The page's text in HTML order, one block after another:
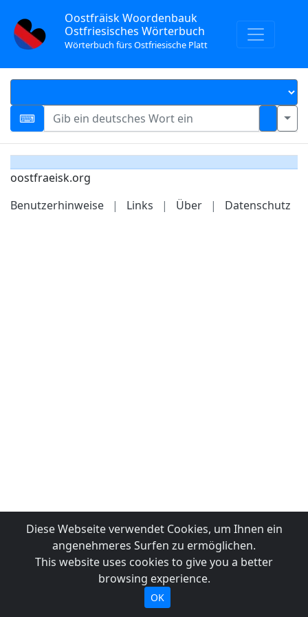
Oostfräisk Woordenbauk
Ostfriesisches Wörterbuch
Wörterbuch fürs Ostfriesische Platt
oostfraeisk.org
Benutzerhinweise
| Links | Über | Datenschutz
Diese Webseite verwendet Cookies, um Ihnen ein
angenehmeres Surfen zu ermöglichen.
This website uses cookies to give you a better
browsing experience.
OK